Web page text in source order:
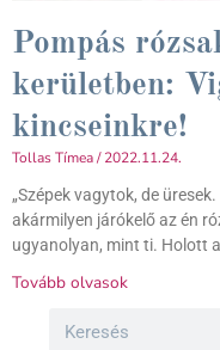
Pompás
kerületben:
kincseinkre!
Tollas Tímea 2022.11.24.
„Szépek vagytok, de
akármilyen járókelő az én
ugyanolyan, mint ti. Holott
Tovább olvasok
Search